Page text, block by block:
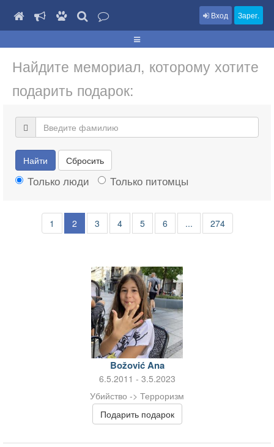
Вход Зарег.
Найдите мемориал, которому хотите
подарить подарок:
Найти Сбросить
Только люди Только питомцы
1 2 3 4 5 6 ... 274
Božović Ana
6.5.2011 - 3.5.2023
Убийство -> Терроризм
Подарить подарок